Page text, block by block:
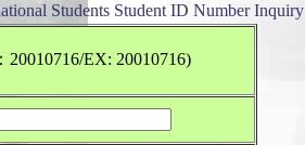
Students Student ID Number Inquiry
20010716/EX: 20010716)